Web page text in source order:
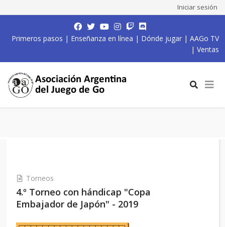
Iniciar sesión
Primeros pasos | Enseñanza en línea | Dónde jugar | AAGo TV
| Ventas
Torneos
4.º Torneo con hándicap "Copa
Embajador de Japón" - 2019